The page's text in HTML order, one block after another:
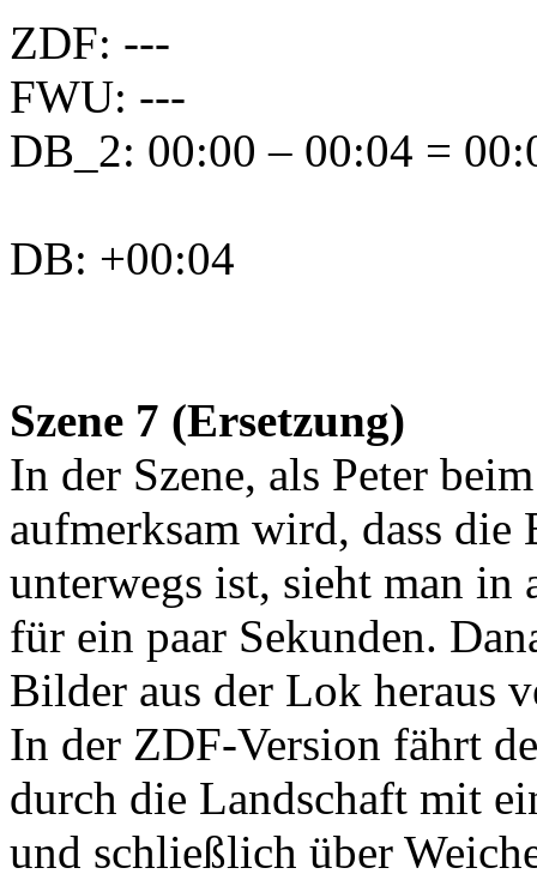
ZDF: ---
FWU: ---
DB_2: 00:00 – 00:04 =
DB: +00:04
Szene 7 (Ersetzung)
In der Szene, als Peter
aufmerksam wird, dass
unterwegs ist, sieht man in
für ein paar Sekunden.
Bilder aus der Lok heraus
In der ZDF-Version fährt
durch die Landschaft mit
und schließlich über